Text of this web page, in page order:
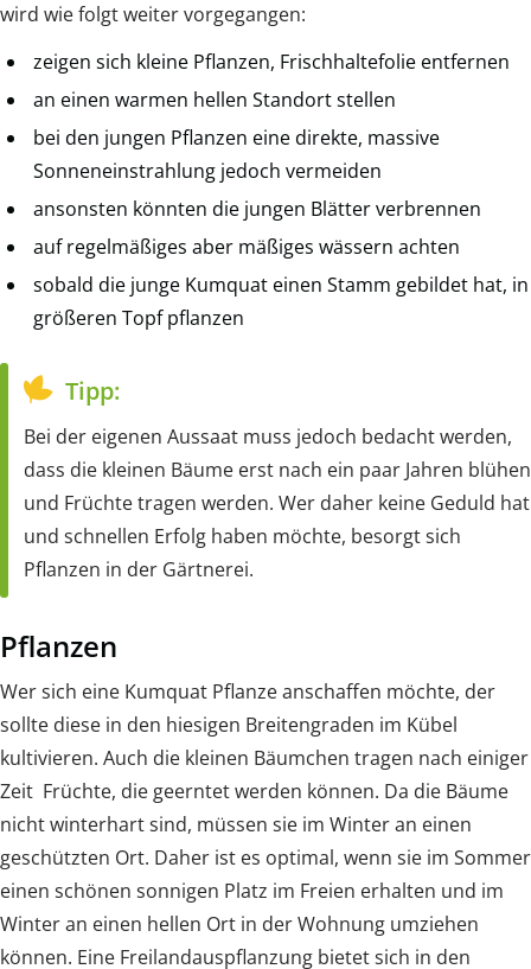
wird wie folgt weiter vorgegangen:
zeigen sich kleine Pflanzen, Frischhaltefolie entfernen
an einen warmen hellen Standort stellen
bei den jungen Pflanzen eine direkte, massive
Sonneneinstrahlung jedoch vermeiden
ansonsten könnten die jungen Blätter verbrennen
auf regelmäßiges aber mäßiges wässern achten
sobald die junge Kumquat einen Stamm gebildet hat, in
größeren Topf pflanzen
Tipp:
Bei der eigenen Aussaat muss jedoch bedacht werden,
dass die kleinen Bäume erst nach ein paar Jahren blühen
und Früchte tragen werden. Wer daher keine Geduld hat
und schnellen Erfolg haben möchte, besorgt sich
Pflanzen in der Gärtnerei.
Pflanzen
Wer sich eine Kumquat Pflanze anschaffen möchte, der
sollte diese in den hiesigen Breitengraden im Kübel
kultivieren. Auch die kleinen Bäumchen tragen nach einiger
Zeit Früchte, die geerntet werden können. Da die Bäume
nicht winterhart sind, müssen sie im Winter an einen
geschützten Ort. Daher ist es optimal, wenn sie im Sommer
einen schönen sonnigen Platz im Freien erhalten und im
Winter an einen hellen Ort in der Wohnung umziehen
können. Eine Freilandauspflanzung bietet sich in den